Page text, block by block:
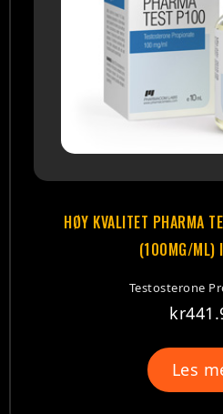
HØY KVALITET PHARMA
(100MG/ML)
Testosterone
kr
Les